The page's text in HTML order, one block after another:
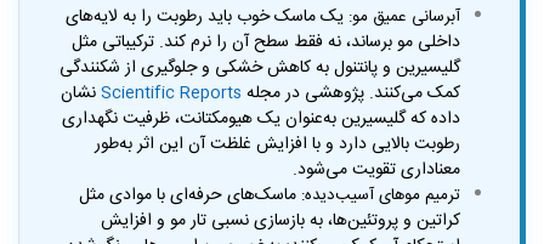
آبرسانی عمیق مو: یک ماسک خوب باید رطوبت را به لایه‌های
داخلی مو برساند، نه فقط سطح آن را نرم کند. ترکیباتی مثل
گلیسیرین و پانتنول به کاهش خشکی و جلوگیری از شکنندگی
کمک می‌کنند. پژوهشی در مجله Scientific Reportsنشان
داده که گلیسیرین به‌عنوان یک هیومکتانت، ظرفیت نگهداری
رطوبت بالایی دارد و با افزایش غلظت آن این اثر به‌طور
معناداری تقویت می‌شود.
ترمیم موهای آسیب‌دیده: ماسک‌های حرفه‌ای با موادی مثل
کراتین و پروتئین‌ها، به بازسازی نسبی تار مو و افزایش